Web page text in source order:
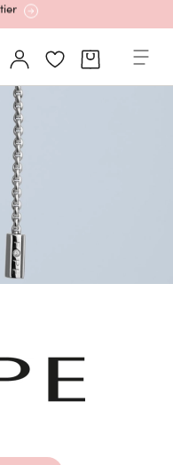
von Cartier
entdecken
Seiko